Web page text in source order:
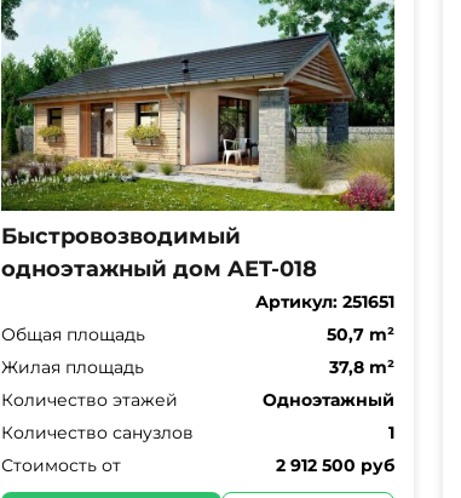
Быстровозводимый
одноэтажный дом AET-018
Артикул: 251651
Общая площадь
50,7 m²
Жилая площадь
37,8 m²
Количество этажей
Одноэтажный
Количество санузлов
1
Стоимость от
2 912 500 руб